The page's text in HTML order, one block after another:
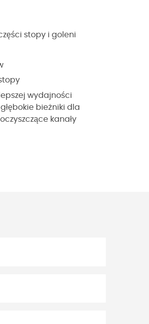
stopy i goleni
wydajności
bieżniki dla
kanały